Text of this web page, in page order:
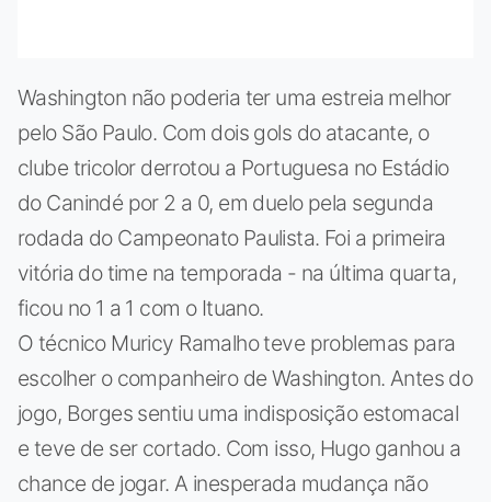
Washington não poderia ter uma estreia melhor
pelo São Paulo. Com dois gols do atacante, o
clube tricolor derrotou a Portuguesa no Estádio
do Canindé por 2 a 0, em duelo pela segunda
rodada do Campeonato Paulista. Foi a primeira
vitória do time na temporada - na última quarta,
ficou no 1 a 1 com o Ituano.
O técnico Muricy Ramalho teve problemas para
escolher o companheiro de Washington. Antes do
jogo, Borges sentiu uma indisposição estomacal
e teve de ser cortado. Com isso, Hugo ganhou a
chance de jogar. A inesperada mudança não